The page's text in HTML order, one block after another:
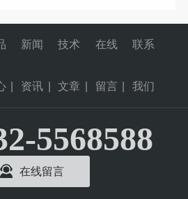
新闻
资讯
技术
文章
在线
留言
联系
我们
5568588
在线留言